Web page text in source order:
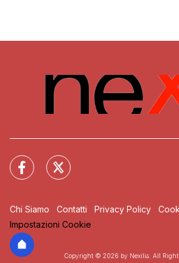
Chi Siamo Contatti Privacy Policy
Impostazioni Cookie
Copyright © 2026 by Nexilia. All